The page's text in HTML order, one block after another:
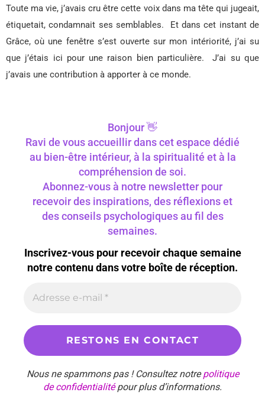
Toute ma vie, j’avais cru être cette voix dans ma tête qui jugeait,
étiquetait, condamnait ses semblables.
Et dans cet instant de
Grâce, où une fenêtre s’est ouverte sur mon intériorité, j’ai su
que j’étais ici pour une raison bien particulière.
J’ai su que
j’avais une contribution à apporter à ce monde.
Bonjour 👋
Ravi de vous accueillir dans cet espace dédié
au bien-être intérieur, à la spiritualité et à la
compréhension de soi.
Abonnez-vous à notre newsletter pour
recevoir des inspirations, des réflexions et
des conseils psychologiques au fil des
semaines.
Inscrivez-vous pour recevoir chaque semaine
notre contenu dans votre boîte de réception.
Nous ne spammons pas ! Consultez notrepolitique
de confidentialitépour plus d’informations.